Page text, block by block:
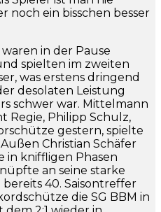
noch ein bisschen besser
in der Pause
spielten im zweiten
was erstens dringend
desolaten Leistung
schwer war. Mittelmann
Philipp Schulz,
gestern, spielte
Christian Schäfer
in kniffligen Phasen
an seine starke
40. Saisontreffer
die SG BBM in